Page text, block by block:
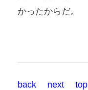
かったからだ。
back next top